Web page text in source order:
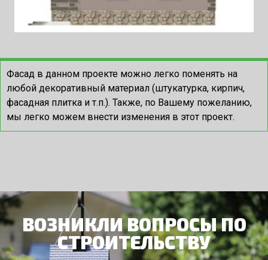
Фасад в данном проекте можно легко поменять на
любой декоративный материал (штукатурка, кирпич,
фасадная плитка и т.п.). Также, по Вашему пожеланию,
мы легко можем внести изменения в этот проект.
ВОЗНИКЛИ ВОПРОСЫ ПО
СТРОИТЕЛЬСТВУ